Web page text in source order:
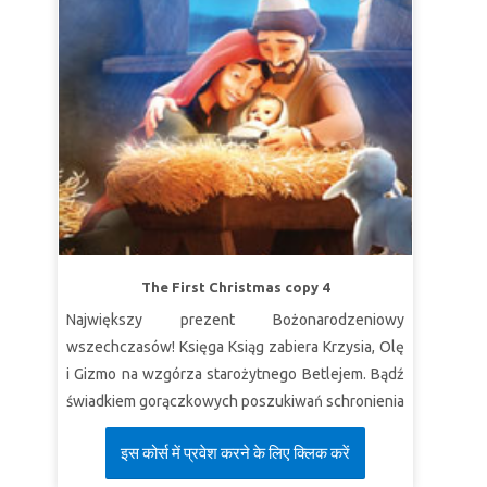
The First Christmas copy 4
Największy prezent Bożonarodzeniowy
wszechczasów! Księga Ksiąg zabiera Krzysia, Olę
i Gizmo na wzgórza starożytnego Betlejem. Bądź
świadkiem gorączkowych poszukiwań schronienia
przez Marię i Józefa, zanim urodzi się ich dziecko.
Odkryj nikczemny spisek, który naraża rodzinę
Jezusa na niebezpieczeństwo. Doświadcz cudu,
इस कोर्स में प्रवेश करने के लिए क्लिक करें